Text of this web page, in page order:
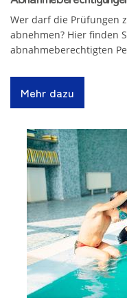
Wer darf die Prüfungen
abnehmen? Hier finden
abnahmeberechtigten
Mehr dazu